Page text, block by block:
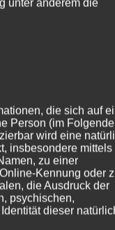
unter anderem die
die sich auf
Person (im
wird eine
insbesondere mittels
zu einer
Kennung oder
die Ausdruck der
psychischen,
dieser